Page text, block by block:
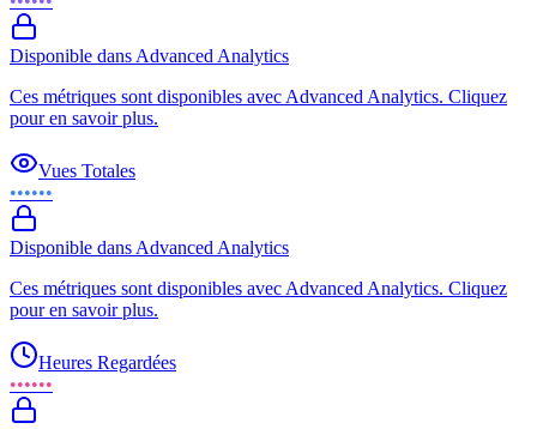
Disponible dans Advanced Analytics
Ces métriques sont disponibles avec Advanced Analytics. Cliquez
pour en savoir plus.
Vues Totales
••••••
Disponible dans Advanced Analytics
Ces métriques sont disponibles avec Advanced Analytics. Cliquez
pour en savoir plus.
Heures Regardées
••••••